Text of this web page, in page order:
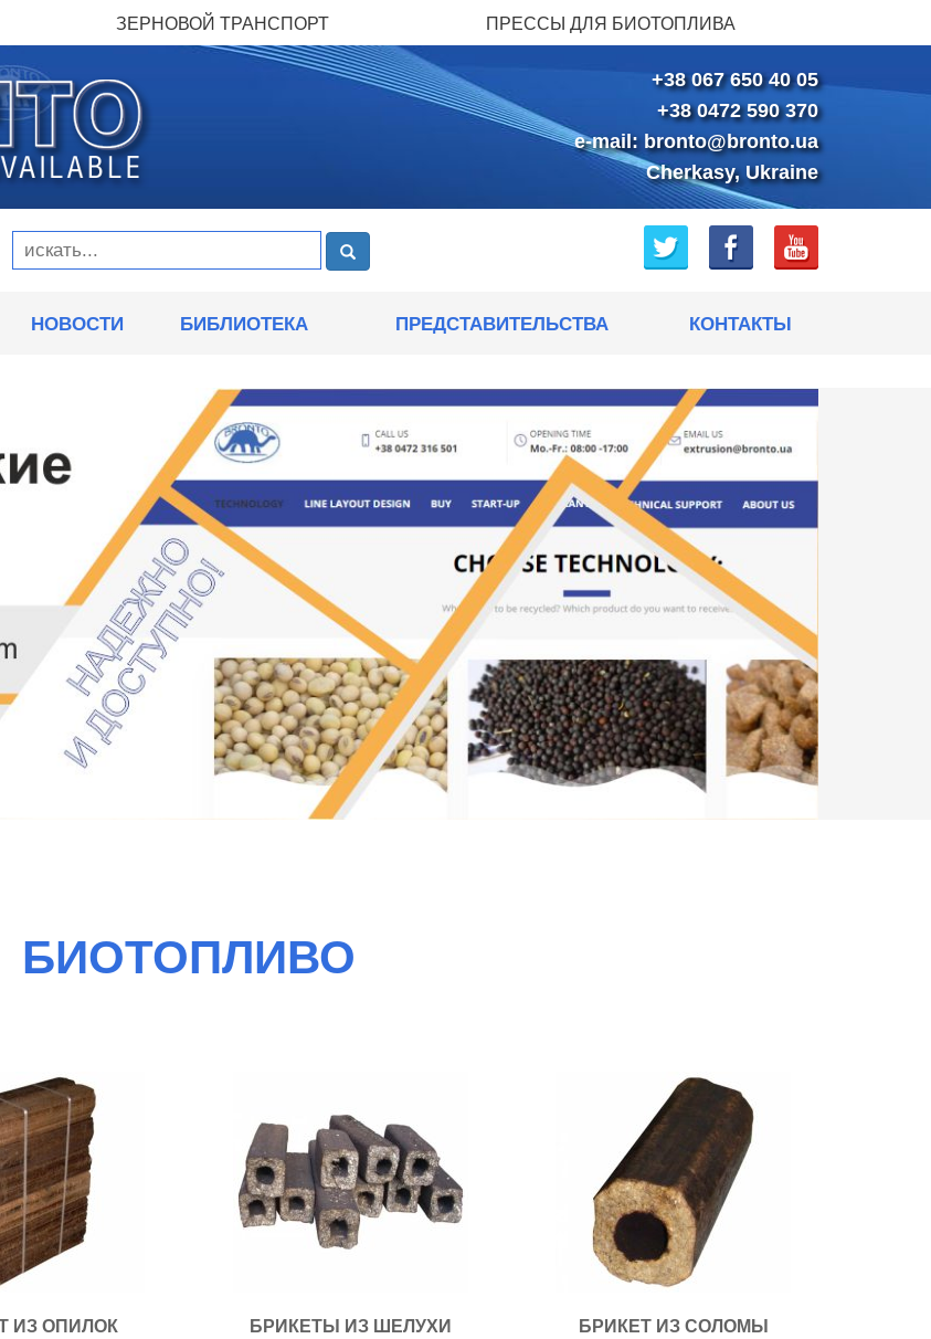
ЗЕРНОВОЙ ТРАНСПОРТ ПРЕССЫ ДЛЯ БИОТОПЛИВА
+38 067 650 40 05
+38 0472 590 370
e-mail: bronto@bronto.ua
Cherkasy, Ukraine
НОВОСТИ БИБЛИОТЕКА ПРЕДСТАВИТЕЛЬСТВА КОНТАКТЫ
БИОТОПЛИВО
ИЗ ОПИЛОК БРИКЕТЫ ИЗ ШЕЛУХИ БРИКЕТ ИЗ СОЛОМЫ